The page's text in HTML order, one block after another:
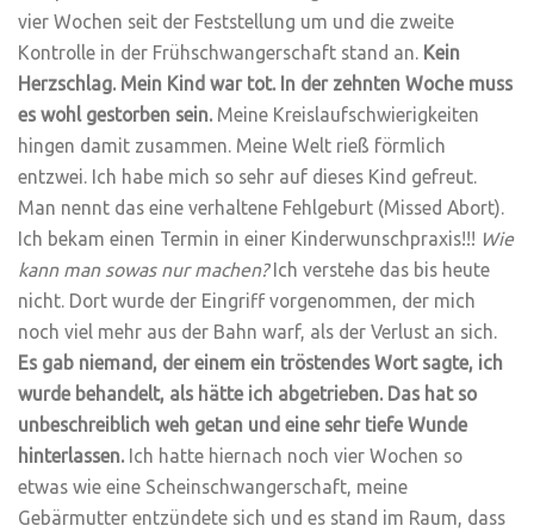
vier Wochen seit der Feststellung um und die zweite
Kontrolle in der Frühschwangerschaft stand an. Kein
Herzschlag. Mein Kind war tot. In der zehnten Woche muss
es wohl gestorben sein. Meine Kreislaufschwierigkeiten
hingen damit zusammen. Meine Welt rieß förmlich
entzwei. Ich habe mich so sehr auf dieses Kind gefreut.
Man nennt das eine verhaltene Fehlgeburt (Missed Abort).
Ich bekam einen Termin in einer Kinderwunschpraxis!!! Wie
kann man sowas nur machen?Ich verstehe das bis heute
nicht. Dort wurde der Eingriff vorgenommen, der mich
noch viel mehr aus der Bahn warf, als der Verlust an sich.
Es gab niemand, der einem ein tröstendes Wort sagte, ich
wurde behandelt, als hätte ich abgetrieben. Das hat so
unbeschreiblich weh getan und eine sehr tiefe Wunde
hinterlassen. Ich hatte hiernach noch vier Wochen so
etwas wie eine Scheinschwangerschaft, meine
Gebärmutter entzündete sich und es stand im Raum, dass